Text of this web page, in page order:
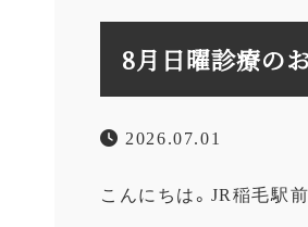
8月日曜診療の
2026.07.01
こんにちは。JR稲毛駅